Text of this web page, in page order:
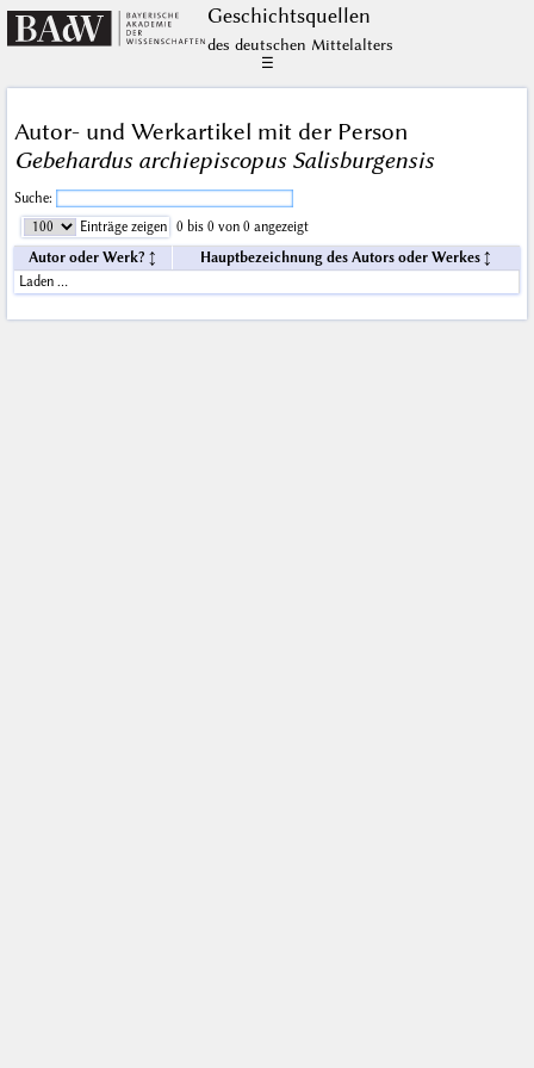
Geschichts­quellen
des deutschen Mittelalters
☰
Autor- und Werkartikel mit der Person
Gebehardus archiepiscopus Salisburgensis
Suche:
Einträge zeigen
0 bis 0 von 0 angezeigt
Autor oder Werk?
Hauptbezeichnung des Autors oder Werkes
Laden …